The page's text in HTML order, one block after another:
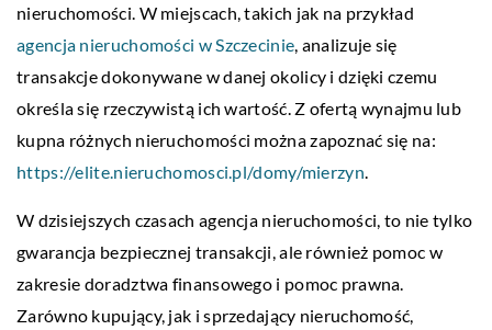
nieruchomości. W miejscach, takich jak na przykład
agencja nieruchomości w Szczecinie , analizuje się
transakcje dokonywane w danej okolicy i dzięki czemu
określa się rzeczywistą ich wartość. Z ofertą wynajmu lub
kupna różnych nieruchomości można zapoznać się na:
https://elite.nieruchomosci.pl/domy/mierzyn
W dzisiejszych czasach agencja nieruchomości, to nie tylko
gwarancja bezpiecznej transakcji, ale również pomoc w
zakresie doradztwa finansowego i pomoc prawna.
Zarówno kupujący, jak i sprzedający nieruchomość,